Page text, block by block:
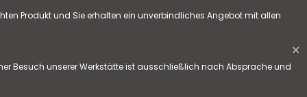
Produkt und Sie erhalten ein unverbindliches Angebot mit allen
Besuch unserer Werkstätte ist ausschließlich nach Absprache und
✕